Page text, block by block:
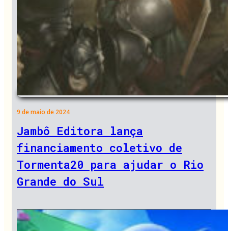
9 de maio de 2024
Jambô Editora lança
financiamento coletivo de
Tormenta20 para ajudar o Rio
Grande do Sul